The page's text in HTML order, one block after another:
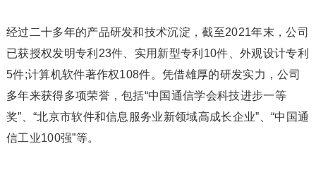
经过二十多年的产品研发和技术沉淀，截至2021年末，公司
已获授权发明专利23件、实用新型专利10件、外观设计专利
5件;计算机软件著作权108件。凭借雄厚的研发实力，公司
多年来获得多项荣誉，包括“中国通信学会科技进步一等
奖”、“北京市软件和信息服务业新领域高成长企业”、“中国通
信工业100强”等。